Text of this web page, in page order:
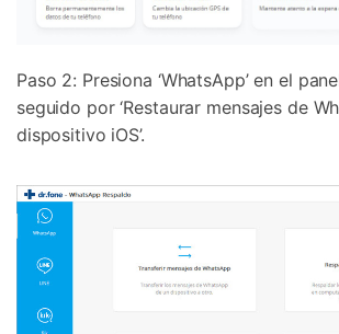
Paso 2: Presiona ‘WhatsApp’ en el
seguido por ‘Restaurar mensajes de
dispositivo iOS’.